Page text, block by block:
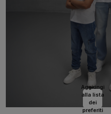
Aggiungi
alla lista
dei
preferiti